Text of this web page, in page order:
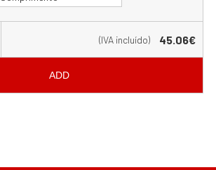
(IVA incluído) 45.06€
ADD